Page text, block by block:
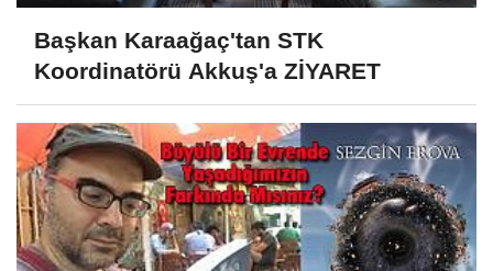
Başkan Karaağaç'tan STK
Koordinatörü Akkuş'a ZİYARET